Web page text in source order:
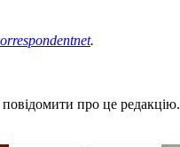
.
про це редакцію.